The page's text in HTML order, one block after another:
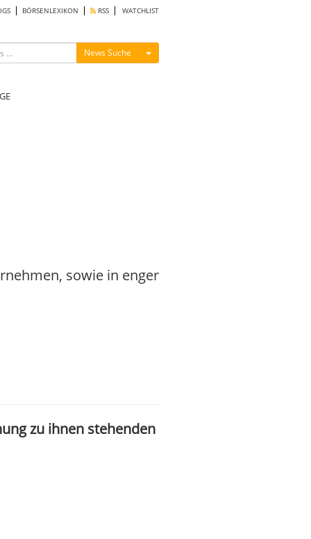
BÖRSENLEXIKON RSS WATCHLIST
News Suche Menü ein-/ausblenden
sowie in enger
zu ihnen stehenden